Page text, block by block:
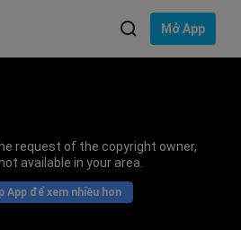
Mở App
request of the copyright owner,
available in your area.
App để xem nhiều hơn